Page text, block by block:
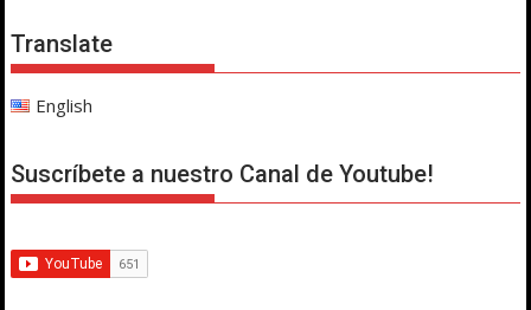
Translate
English
Suscríbete a nuestro Canal de Youtube!